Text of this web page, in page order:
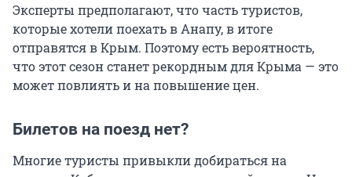
Эксперты предполагают, что часть туристов,
которые хотели поехать в Анапу, в итоге
отправятся в Крым. Поэтому есть вероятность,
что этот сезон станет рекордным для Крыма — это
может повлиять и на повышение цен.
Билетов на поезд нет?
Многие туристы привыкли добираться на